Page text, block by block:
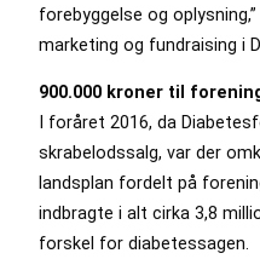
forebyggelse og
marketing og fundraising i
900.000 kroner til
I foråret 2016, da
skrabelodssalg, var der
landsplan fordelt på
indbragte i alt cirka 3,8
forskel for diabetessagen.